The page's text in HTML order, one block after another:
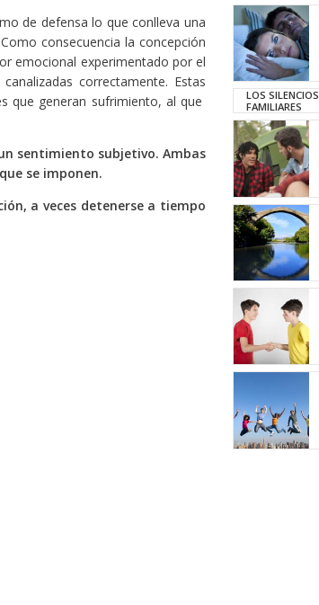
de defensa lo que conlleva una
consecuencia la concepción
emocional experimentado por el
correctamente. Estas
que generan sufrimiento, al que
sentimiento subjetivo. Ambas
se imponen.
a veces detenerse a tiempo
LOS SILENCIOS
FAMILIARES